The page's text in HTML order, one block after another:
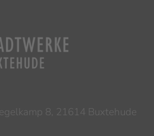
8, 21614 Buxtehude